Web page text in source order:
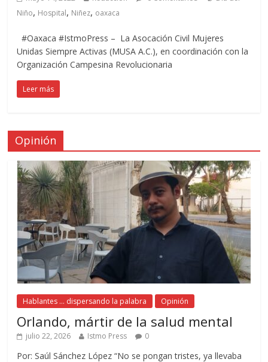
Niño, Hospital, Niñez, oaxaca
#Oaxaca #IstmoPress – La Asocación Civil Mujeres
Unidas Siempre Activas (MUSA A.C.), en coordinación con la
Organización Campesina Revolucionaria
Leer más
Opinión
Hablantes ... dispersando la palabra Opinión
Orlando, mártir de la salud mental
julio 22, 2026 Istmo Press 0
Por: Saúl Sánchez López “No se pongan tristes, ya llevaba